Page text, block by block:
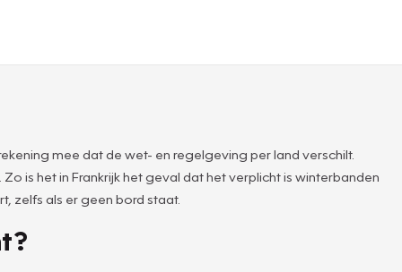
mee dat de wet- en regelgeving per land verschilt.
is het in Frankrijk het geval dat het verplicht is winterbanden
zelfs als er geen bord staat.